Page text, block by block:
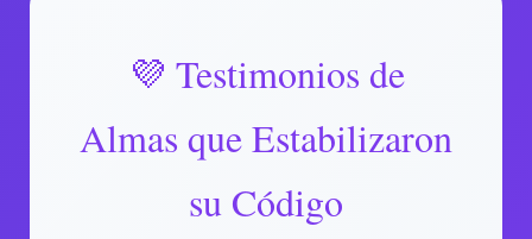
💜 Testimonios de
Almas que Estabilizaron
su Código